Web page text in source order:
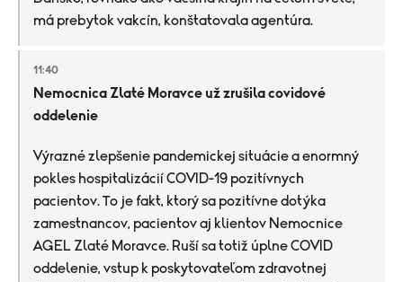
má prebytok vakcín, konštatovala agentúra.
11:40
Nemocnica Zlaté Moravce už zrušila covidové
oddelenie
Výrazné zlepšenie pandemickej situácie a enormný
pokles hospitalizácií COVID-19 pozitívnych
pacientov. To je fakt, ktorý sa pozitívne dotýka
zamestnancov, pacientov aj klientov Nemocnice
AGEL Zlaté Moravce. Ruší sa totiž úplne COVID
oddelenie, vstup k poskytovateľom zdravotnej